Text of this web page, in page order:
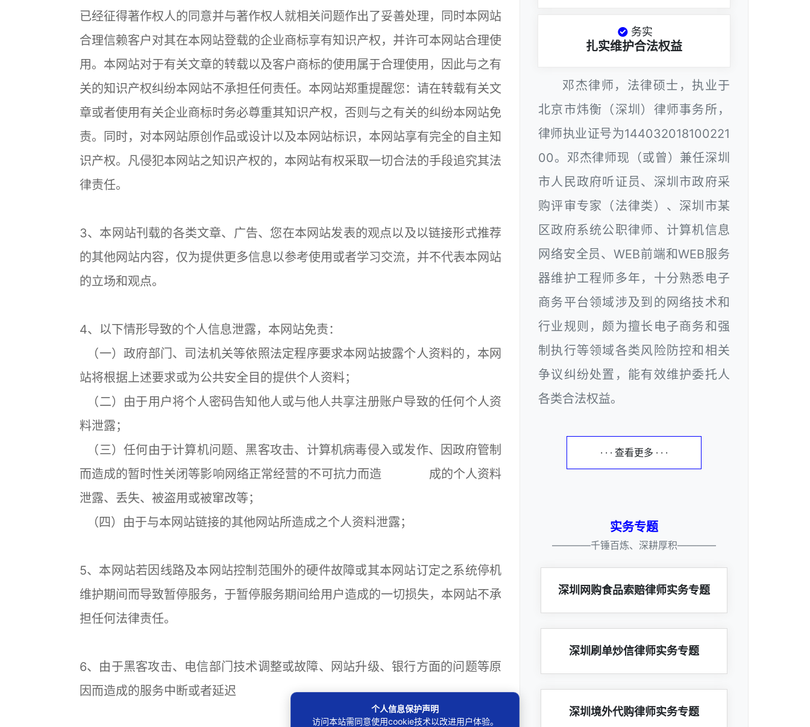
已经征得著作权人的同意并与著作权人就相关问题作出了妥善处理，同时本网站
合理信赖客户对其在本网站登载的企业商标享有知识产权，并许可本网站合理使
用。本网站对于有关文章的转载以及客户商标的使用属于合理使用，因此与之有
关的知识产权纠纷本网站不承担任何责任。本网站郑重提醒您：请在转载有关文
章或者使用有关企业商标时务必尊重其知识产权，否则与之有关的纠纷本网站免
责。同时，对本网站原创作品或设计以及本网站标识，本网站享有完全的自主知
识产权。凡侵犯本网站之知识产权的，本网站有权采取一切合法的手段追究其法
律责任。
3、本网站刊载的各类文章、广告、您在本网站发表的观点以及以链接形式推荐
的其他网站内容，仅为提供更多信息以参考使用或者学习交流，并不代表本网站
的立场和观点。
4、以下情形导致的个人信息泄露，本网站免责：
（一）政府部门、司法机关等依照法定程序要求本网站披露个人资料的，本网
站将根据上述要求或为公共安全目的提供个人资料；
（二）由于用户将个人密码告知他人或与他人共享注册账户导致的任何个人资
料泄露；
（三）任何由于计算机问题、黑客攻击、计算机病毒侵入或发作、因政府管制
而造成的暂时性关闭等影响网络正常经营的不可抗力而造 成的个人资料
泄露、丢失、被盗用或被窜改等；
（四）由于与本网站链接的其他网站所造成之个人资料泄露；
5、本网站若因线路及本网站控制范围外的硬件故障或其本网站订定之系统停机
维护期间而导致暂停服务，于暂停服务期间给用户造成的一切损失，本网站不承
担任何法律责任。
6、由于黑客攻击、电信部门技术调整或故障、网站升级、银行方面的问题等原
因而造成的服务中断或者延迟
务实
扎实维护合法权益
邓杰律师，法律硕士，执业于
北京市炜衡（深圳）律师事务所，
律师执业证号为144032018100221
00。邓杰律师现（或曾）兼任深圳
市人民政府听证员、深圳市政府采
购评审专家（法律类）、深圳市某
区政府系统公职律师、计算机信息
网络安全员、WEB前端和WEB服务
器维护工程师多年，十分熟悉电子
商务平台领域涉及到的网络技术和
行业规则，颇为擅长电子商务和强
制执行等领域各类风险防控和相关
争议纠纷处置，能有效维护委托人
各类合法权益。
· · · 查看更多 · · ·
实务专题
————千锤百炼、深耕厚积————
深圳网购食品索赔律师实务专题
深圳刷单炒信律师实务专题
深圳境外代购律师实务专题
个人信息保护声明
访问本站需同意使用cookie技术以改进用户体验。